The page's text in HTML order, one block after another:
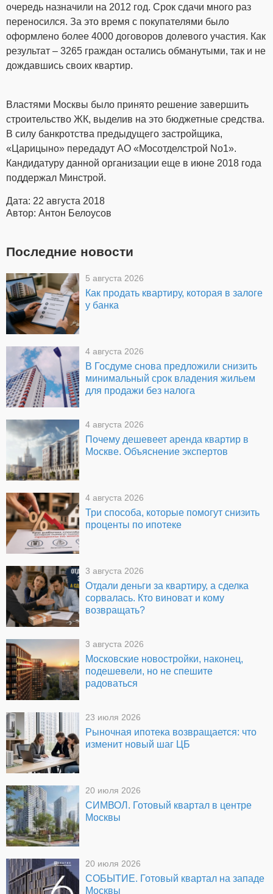
очередь назначили на 2012 год. Срок сдачи много раз
переносился. За это время с покупателями было
оформлено более 4000 договоров долевого участия. Как
результат – 3265 граждан остались обманутыми, так и не
дождавшись своих квартир.
Властями Москвы было принято решение завершить
строительство ЖК, выделив на это бюджетные средства.
В силу банкротства предыдущего застройщика,
«Царицыно» передадут АО «Мосотделстрой No1».
Кандидатуру данной организации еще в июне 2018 года
поддержал Минстрой.
Дата: 22 августа 2018
Автор: Антон Белоусов
Последние новости
5 августа 2026
Как продать квартиру, которая в залоге
у банка
4 августа 2026
В Госдуме снова предложили снизить
минимальный срок владения жильем
для продажи без налога
4 августа 2026
Почему дешевеет аренда квартир в
Москве. Объяснение экспертов
4 августа 2026
Три способа, которые помогут снизить
проценты по ипотеке
3 августа 2026
Отдали деньги за квартиру, а сделка
сорвалась. Кто виноват и кому
возвращать?
3 августа 2026
Московские новостройки, наконец,
подешевели, но не спешите
радоваться
23 июля 2026
Рыночная ипотека возвращается: что
изменит новый шаг ЦБ
20 июля 2026
СИМВОЛ. Готовый квартал в центре
Москвы
20 июля 2026
СОБЫТИЕ. Готовый квартал на западе
Москвы